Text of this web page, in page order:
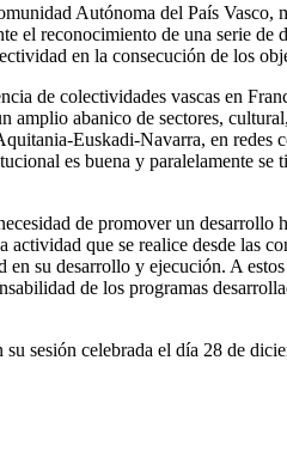
Autónoma del País Vasco,
reconocimiento de una serie de
en la consecución de los
de colectividades vascas en
amplio abanico de sectores,
Euskadi-Navarra, en
es buena y paralelamente se
de promover un desarrollo
que se realice desde las
su desarrollo y ejecución. A
de los programas
sesión celebrada el día 28 de